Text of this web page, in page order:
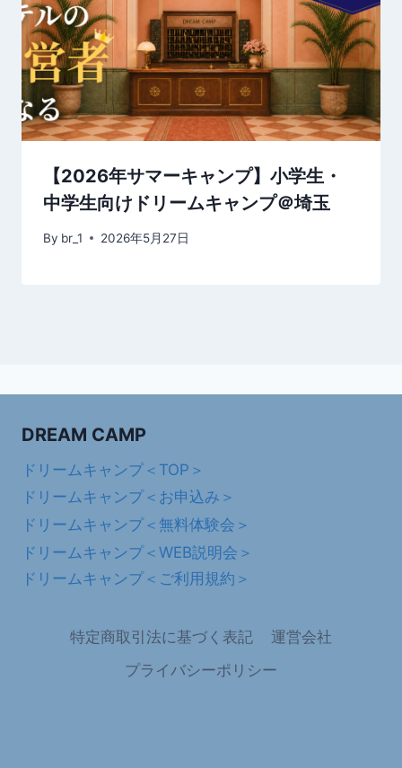
【2026年サマーキャンプ】小学生・
中学生向けドリームキャンプ＠埼玉
By br_1 2026年5月27日
DREAM CAMP
ドリームキャンプ＜TOP＞
ドリームキャンプ＜お申込み＞
ドリームキャンプ＜無料体験会＞
ドリームキャンプ＜WEB説明会＞
ドリームキャンプ＜ご利用規約＞
特定商取引法に基づく表記
運営会社
プライバシーポリシー